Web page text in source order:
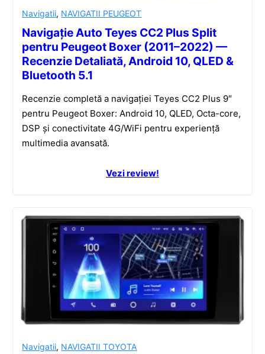
Navigatii, NAVIGATII PEUGEOT
Navigație Auto Teyes CC2 Plus Split
pentru Peugeot Boxer (2011–2022) —
Recenzie Detaliată, Android 10, QLED &
Bluetooth 5.1
Recenzie completă a navigației Teyes CC2 Plus 9″
pentru Peugeot Boxer: Android 10, QLED, Octa-core,
DSP și conectivitate 4G/WiFi pentru experiență
multimedia avansată.
Vezi review!
Navigatii, NAVIGATII TOYOTA